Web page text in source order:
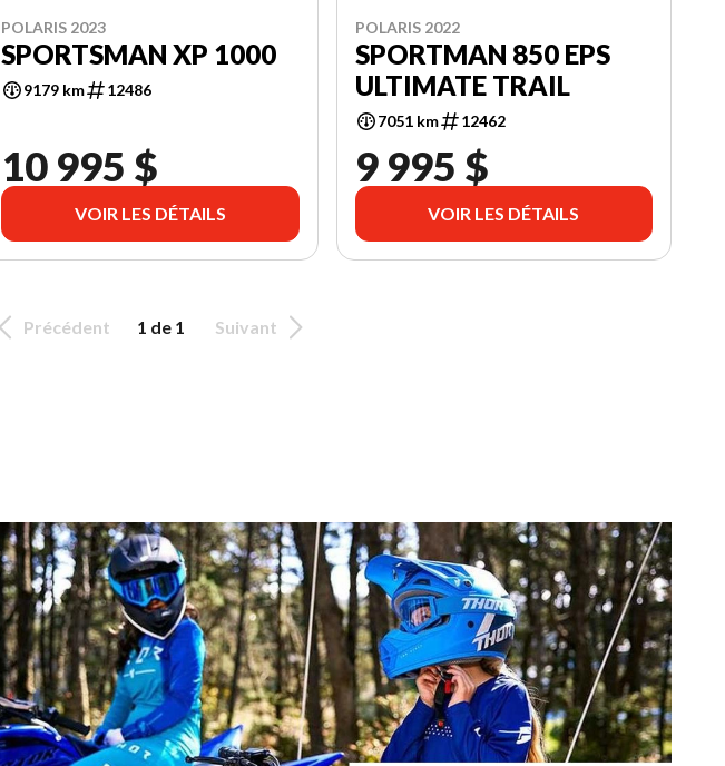
POLARIS 2023
SPORTSMAN XP 1000
9179 km 12486
10 995 $
VOIR LES DÉTAILS
POLARIS 2022
SPORTMAN 850 EPS
ULTIMATE TRAIL
7051 km 12462
9 995 $
VOIR LES DÉTAILS
Précédent 1 de 1 Suivant